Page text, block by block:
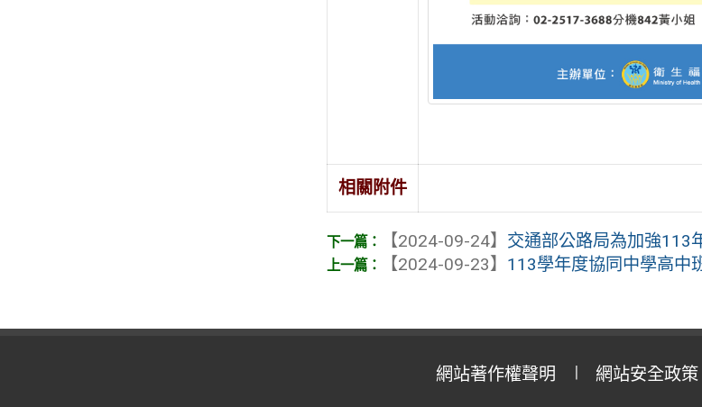
相關附件
【2024-09-24】 交通部公路局為加強113
【2024-09-23】 113學年度協同中學高中
網站著作權聲明 網站安全政策